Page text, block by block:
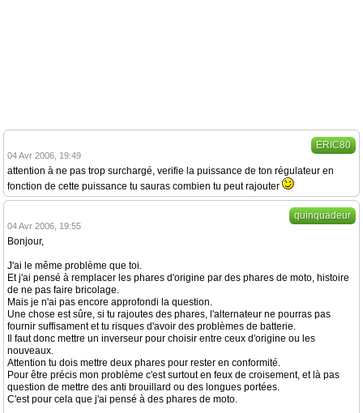
ERIC80
04 Avr 2006, 19:49
attention à ne pas trop surchargé, verifie la puissance de ton régulateur en
fonction de cette puissance tu sauras combien tu peut rajouter
quinquadeur
04 Avr 2006, 19:55
Bonjour,
J'ai le même problème que toi.
Et j'ai pensé à remplacer les phares d'origine par des phares de moto, histoire
de ne pas faire bricolage.
Mais je n'ai pas encore approfondi la question.
Une chose est sûre, si tu rajoutes des phares, l'alternateur ne pourras pas
fournir suffisament et tu risques d'avoir des problèmes de batterie.
Il faut donc mettre un inverseur pour choisir entre ceux d'origine ou les
nouveaux.
Attention tu dois mettre deux phares pour rester en conformité.
Pour être précis mon problème c'est surtout en feux de croisement, et là pas
question de mettre des anti brouillard ou des longues portées.
C'est pour cela que j'ai pensé à des phares de moto.